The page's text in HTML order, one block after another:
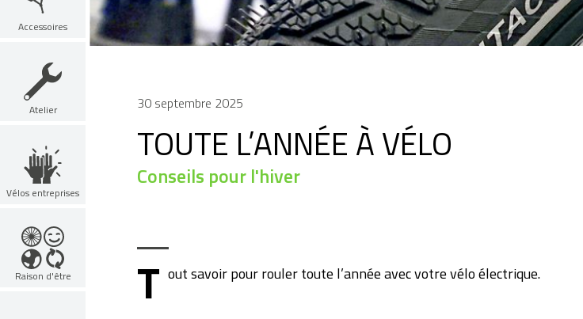
Accessoires
Atelier
Vélos entreprises
Raison d'être
30 septembre 2025
TOUTE L’ANNÉE À VÉLO
Conseils pour l'hiver
T out savoir pour rouler toute l’année avec votre vélo électrique.